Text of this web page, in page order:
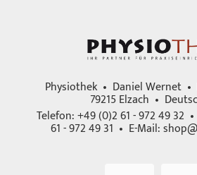
Physiothek • Daniel Wernet
79215 Elzach •
Telefon: +49 (0)2 61 - 972 49 32
61 - 972 49 31 • E-Mail: